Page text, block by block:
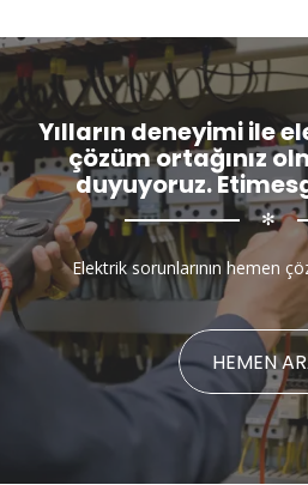
Yılların deneyimi ile
çözüm ortağınız
duyuyoruz.
✻
Elektrik sorunlarının hemen
HEMEN